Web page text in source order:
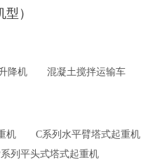
型）
降机
混凝土搅拌运输车
机
C系列水平臂塔式起重机
系列平头式塔式起重机